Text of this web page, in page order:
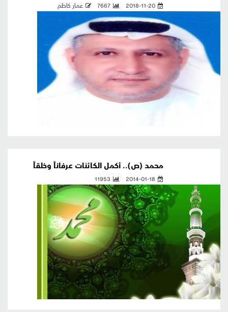
2018-11-20
7667 عمار كاظم
محمد (ص).. أكمل الكائنات عرفاناً وخلقاً
2014-01-18
11953